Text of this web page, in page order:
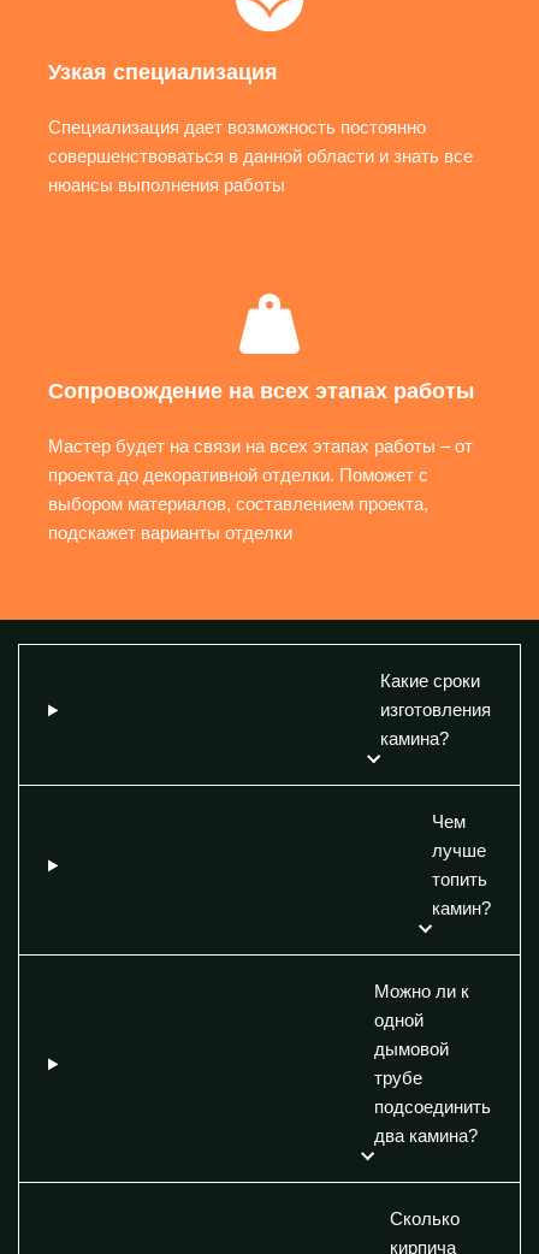
Узкая специализация
Специализация дает возможность постоянно
совершенствоваться в данной области и знать все
нюансы выполнения работы
Сопровождение на всех этапах работы
Мастер будет на связи на всех этапах работы – от
проекта до декоративной отделки. Поможет с
выбором материалов, составлением проекта,
подскажет варианты отделки
Какие сроки
изготовления
камина?
Чем
лучше
топить
камин?
Можно ли к
одной
дымовой
трубе
подсоединить
два камина?
Сколько
кирпича